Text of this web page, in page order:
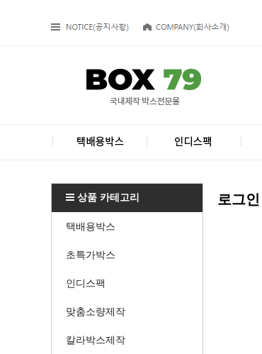
상품 카테고리
택배용박스
초특가박스
인디스팩
맞춤소량제작
칼라박스제작
로그인